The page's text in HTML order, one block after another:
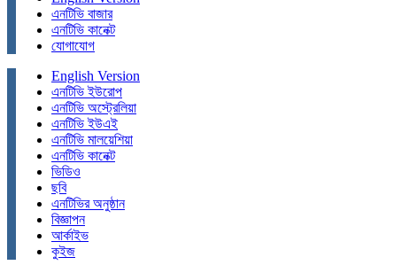
এনটিভি বাজার
এনটিভি কানেক্ট
যোগাযোগ
English Version
এনটিভি ইউরোপ
এনটিভি অস্ট্রেলিয়া
এনটিভি ইউএই
এনটিভি মালয়েশিয়া
এনটিভি কানেক্ট
ভিডিও
ছবি
এনটিভির অনুষ্ঠান
বিজ্ঞাপন
আর্কাইভ
কুইজ